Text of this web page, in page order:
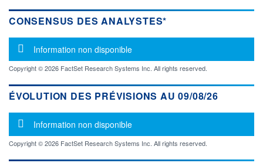
CONSENSUS DES ANALYSTES*
Message d'information
Information non disponible
Copyright © 2026 FactSet Research Systems Inc. All rights reserved.
ÉVOLUTION DES PRÉVISIONS AU 09/08/26
Message d'information
Information non disponible
Copyright © 2026 FactSet Research Systems Inc. All rights reserved.